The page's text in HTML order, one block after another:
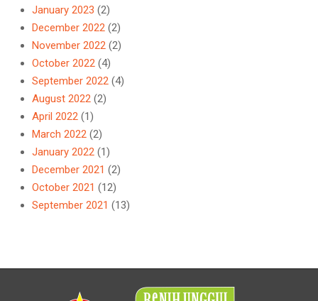
January 2023 (2)
December 2022 (2)
November 2022 (2)
October 2022 (4)
September 2022 (4)
August 2022 (2)
April 2022 (1)
March 2022 (2)
January 2022 (1)
December 2021 (2)
October 2021 (12)
September 2021 (13)